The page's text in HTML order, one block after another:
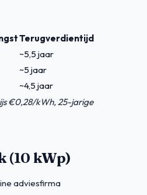
Terugverdientijd
~5,5 jaar
~5 jaar
~4,5 jaar
€0,28/kWh, 25-jarige
(10 kWp)
adviesfirma